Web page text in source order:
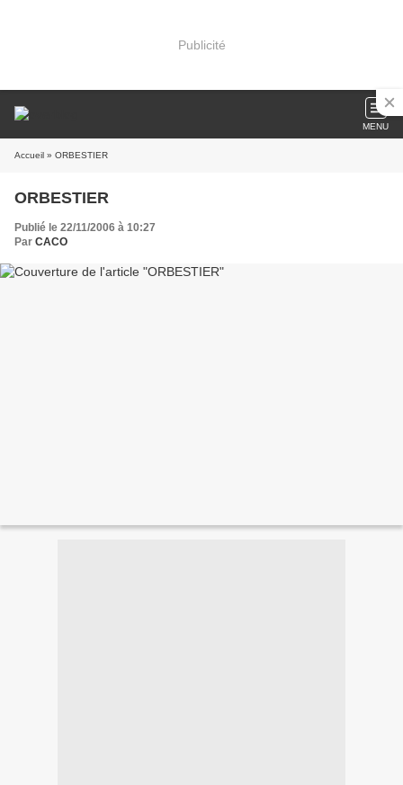
Publicité
MENU
Accueil » ORBESTIER
ORBESTIER
Publié le 22/11/2006 à 10:27
Par CACO